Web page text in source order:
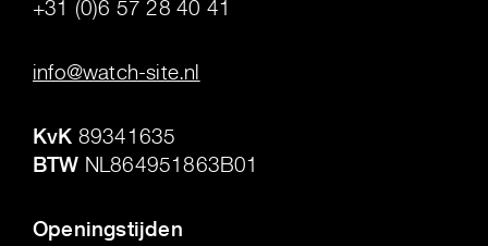
+31 (0)6 57 28 40 41
info@watch-site.nl
KvK 89341635
BTW NL864951863B01
Openingstijden